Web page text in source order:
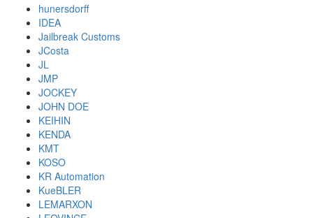
hunersdorff
IDEA
Jailbreak Customs
JCosta
JL
JMP
JOCKEY
JOHN DOE
KEIHIN
KENDA
KMT
KOSO
KR Automation
KueBLER
LEMARXON